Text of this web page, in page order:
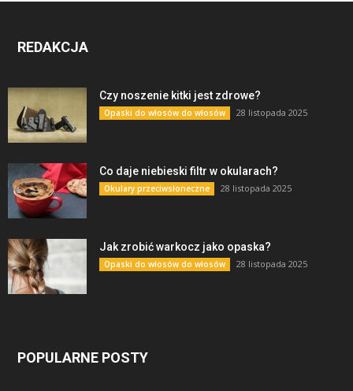
REDAKCJA
Czy noszenie kitki jest zdrowe?
Opaski do włosów do włosów 28 listopada 2025
Co daje niebieski filtr w okularach?
Okulary przeciwsłoneczne 28 listopada 2025
Jak zrobić warkocz jako opaska?
Opaski do włosów do włosów 28 listopada 2025
POPULARNE POSTY